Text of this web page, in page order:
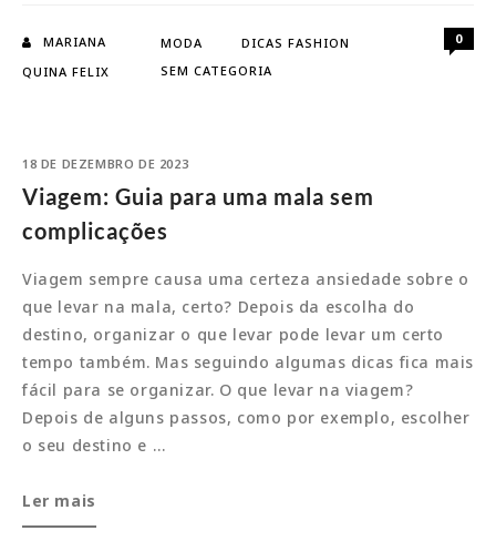
o
MARIANA
QUINA FELIX
MODA
DICAS FASHION
SEM CATEGORIA
0
18 DE DEZEMBRO DE 2023
Viagem: Guia para uma mala sem
complicações
Viagem sempre causa uma certeza ansiedade sobre o
que levar na mala, certo? Depois da escolha do
destino, organizar o que levar pode levar um certo
tempo também. Mas seguindo algumas dicas fica mais
fácil para se organizar. O que levar na viagem?
Depois de alguns passos, como por exemplo, escolher
o seu destino e …
Viagem:
Guia
Ler mais